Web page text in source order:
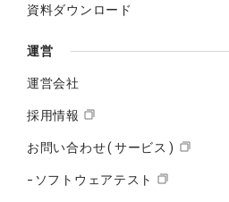
資料ダウンロード
運営
運営会社
採用情報
お問い合わせ(サービス)
-ソフトウェアテスト